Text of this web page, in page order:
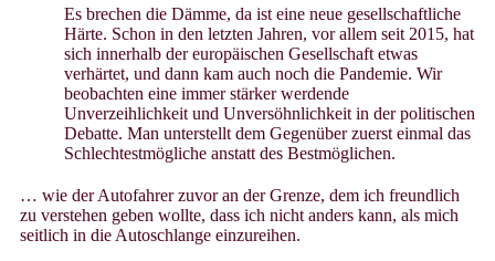
Es brechen die Dämme, da ist eine neue gesellschaftliche
Härte. Schon in den letzten Jahren, vor allem seit 2015, hat
sich innerhalb der europäischen Gesellschaft etwas
verhärtet, und dann kam auch noch die Pandemie. Wir
beobachten eine immer stärker werdende
Unverzeihlichkeit und Unversöhnlichkeit in der politischen
Debatte. Man unterstellt dem Gegenüber zuerst einmal das
Schlechtestmögliche anstatt des Bestmöglichen.
… wie der Autofahrer zuvor an der Grenze, dem ich freundlich
zu verstehen geben wollte, dass ich nicht anders kann, als mich
seitlich in die Autoschlange einzureihen.